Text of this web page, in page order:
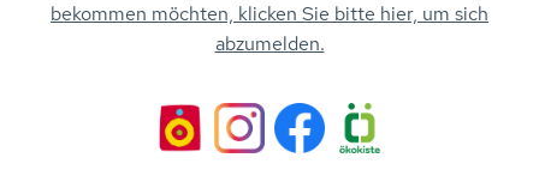
bekommen möchten, klicken Sie bitte hier, um sich
abzumelden.